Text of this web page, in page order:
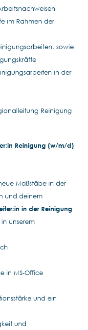
im Rahmen der
sowie
in der
Reinigung
Reinigung (w/m/d)
Maßstäbe in der
und deinem
in der Reinigung
unserem
in MS-Office
und ein
und